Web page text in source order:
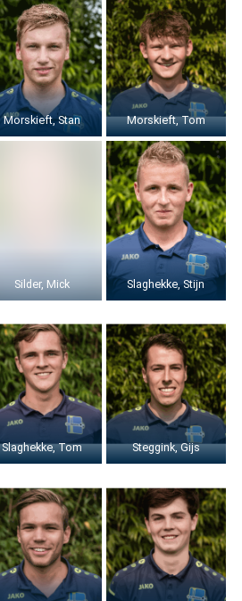
Morskieft, Stan Morskieft, Tom
Silder, Mick Slaghekke, Stijn
Slaghekke, Tom Steggink, Gijs